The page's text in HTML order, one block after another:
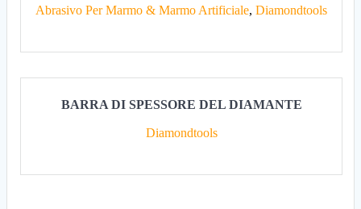
Abrasivo Per Marmo & Marmo Artificiale, Diamondtools
BARRA DI SPESSORE DEL DIAMANTE
Diamondtools